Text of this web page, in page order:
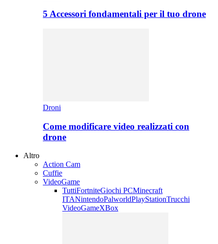
5 Accessori fondamentali per il tuo drone
Droni
Come modificare video realizzati con
drone
Altro
Action Cam
Cuffie
VideoGame
TuttiFortniteGiochi PCMinecraft
ITANintendoPalworldPlayStationTrucchi
VideoGameXBox